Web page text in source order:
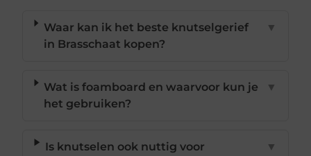
Waar kan ik het beste knutselgerief
in Brasschaat kopen?
▼
Wat is foamboard en waarvoor kun je
het gebruiken?
▼
Is knutselen ook nuttig voor
▼